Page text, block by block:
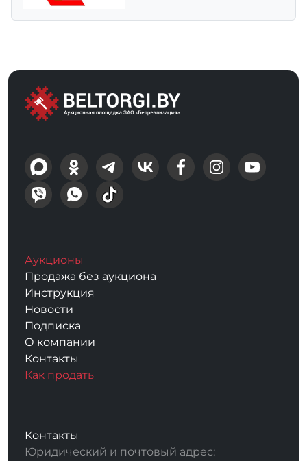
Аукционы
Продажа без аукциона
Инструкция
Новости
Подписка
О компании
Контакты
Как продать
Контакты
Юридический и почтовый адрес: